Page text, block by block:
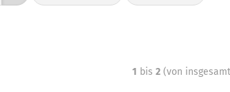
1 bis2 (von